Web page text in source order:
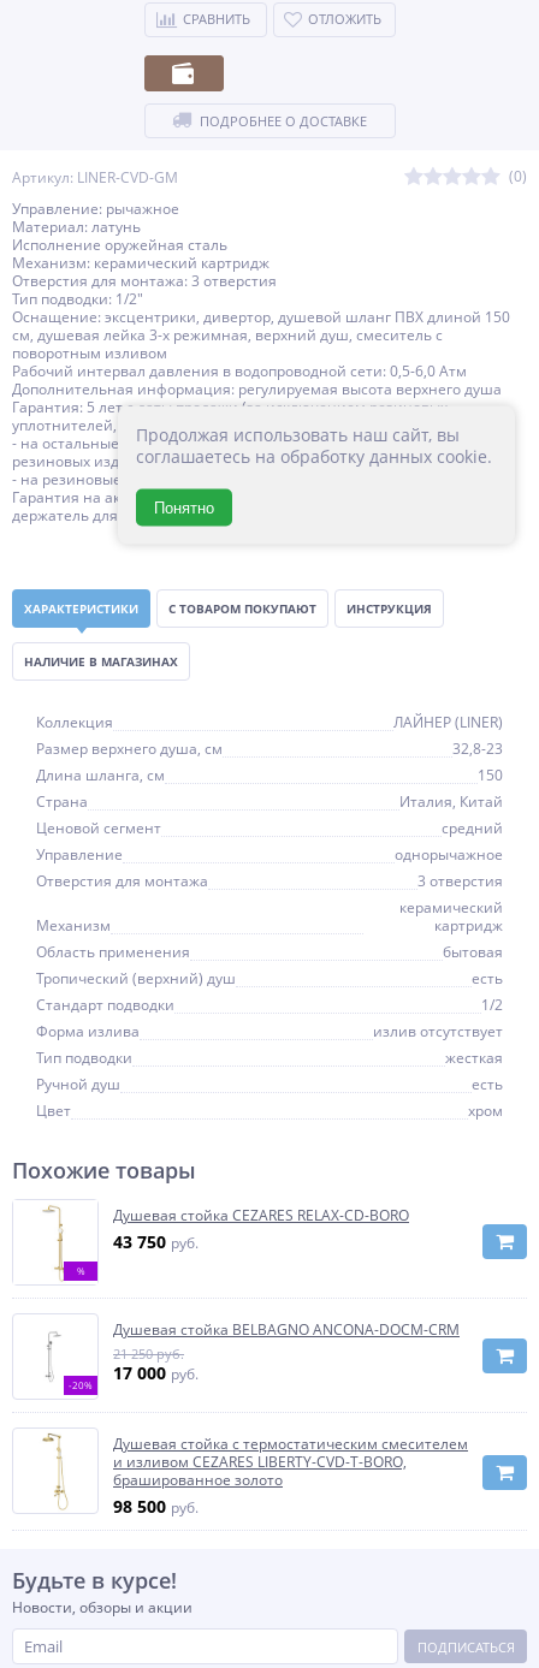
Артикул: LINER-CVD-GM
(0)
Управление: рычажное
Материал: латунь
Исполнение оружейная сталь
Механизм: керамический картридж
Отверстия для монтажа: 3 отверстия
Тип подводки: 1/2"
Оснащение: эксцентрики, дивертор, душевой шланг ПВХ длиной 150
см, душевая лейка 3-х режимная, верхний душ, смеситель с
поворотным изливом
Рабочий интервал давления в водопроводной сети: 0,5-6,0 Атм
Дополнительная информация: регулируемая высота верхнего душа
Гарантия: 5 лет с даты продажи (за исключением резиновых
уплотнителей, шлангов, переключателей)
- на остальные комплектующие изделий CEZARES, за исключением
резиновых изделий - 3 года с даты продажи
- на резиновые изделия - 1 год с даты продажи
Гарантия на аксессуары к смесителю (гибкий шланг, душевая лейка,
держатель для лейки, верхний душ) составляет 1 год
СРАВНИТЬ ОТЛОЖИТЬ
ПОДРОБНЕЕ О ДОСТАВКЕ
ХАРАКТЕРИСТИКИ С ТОВАРОМ ПОКУПАЮТ ИНСТРУКЦИЯ
НАЛИЧИЕ В МАГАЗИНАХ
Коллекция
ЛАЙНЕР (LINER)
Размер верхнего душа, см
32,8-23
Длина шланга, см
150
Страна
Италия, Китай
Ценовой сегмент
средний
Управление
однорычажное
Отверстия для монтажа
3 отверстия
Механизм
керамический
картридж
Область применения
бытовая
Тропический (верхний) душ
есть
Стандарт подводки
1/2
Форма излива
излив отсутствует
Тип подводки
жесткая
Ручной душ
есть
Цвет
хром
Похожие товары
%
Душевая стойка CEZARES RELAX-CD-BORO
43 750 руб.
-20%
Душевая стойка BELBAGNO ANCONA-DOCM-CRM
21 250 руб.
17 000 руб.
Душевая стойка с термостатическим смесителем
и изливом CEZARES LIBERTY-CVD-T-BORO,
брашированное золото
98 500 руб.
Будьте в курсе!
Новости, обзоры и акции
ПОДПИСАТЬСЯ
Продолжая использовать наш сайт, вы
соглашаетесь на обработку данных cookie.
Понятно